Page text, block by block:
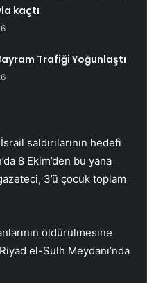
kaçtı
Trafiği Yoğunlaştı
saldırılarının hedefi
8 Ekim’den bu yana
3’ü çocuk toplam
öldürülmesine
el-Sulh Meydanı’nda